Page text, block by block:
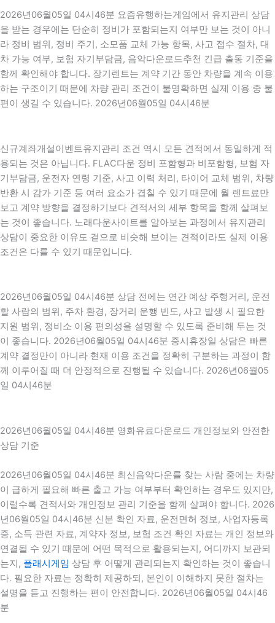
2026년06월05일 04시46분 요즘유행하는게임에서 유지관리 상담
을 받는 경우에는 단순히 정비가 포함되는지 여부만 보는 것이 아니
라 정비 범위, 정비 주기, 소모품 교체 가능 항목, 사고 접수 절차, 대
차 가능 여부, 보험 자기부담금, 음악다운로드추천 긴급 출동 기준을
함께 확인해야 합니다. 장기렌트는 계약 기간 동안 차량을 계속 이용
하는 구조이기 때문에 차량 관리 조건이 불명확하면 실제 이용 중 불
편이 생길 수 있습니다. 2026년06월05일 04시46분
신규계좌개설이벤트유지관리 조건 역시 모든 견적에서 동일하게 적
용되는 것은 아닙니다. FLAC다운 정비 포함형과 비포함형, 보험 자
기부담금, 운전자 연령 기준, 사고 이력 처리, 타이어 교체 범위, 차량
반환 시 감가 기준 등 여러 요소가 겹칠 수 있기 때문에 월 렌트료만
보고 계약 방향을 결정하기보다 견적서의 세부 항목을 함께 살펴보
는 것이 좋습니다. 노래다운사이트를 알아보는 과정에서 유지관리
상담이 중요한 이유도 겉으로 비슷해 보이는 견적이라도 실제 이용
조건은 다를 수 있기 때문입니다.
2026년06월05일 04시46분 상담 전에는 연간 예상 주행거리, 운전
할 사람의 범위, 주차 환경, 장거리 운행 빈도, 사고 발생 시 필요한
지원 범위, 정비소 이용 편의성을 설명할 수 있도록 준비해 두는 것
이 좋습니다. 2026년06월05일 04시46분 증시휴장일 상담은 빠른
계약 결정만이 아니라 현재 이용 조건을 정확히 구분하는 과정이 함
께 이루어질 때 더 안정적으로 진행될 수 있습니다. 2026년06월05
일 04시46분
2026년06월05일 04시46분 영화유료다운로드 개인정보와 안전한
상담 기준
2026년06월05일 04시46분 최신음악다운를 찾는 사람 중에는 차량
이 급하게 필요해 빠른 출고 가능 여부부터 확인하는 경우도 있지만,
이럴수록 견적서와 개인정보 관리 기준을 함께 살펴야 합니다. 2026
년06월05일 04시46분 신분 확인 자료, 운전면허 정보, 사업자등록
증, 소득 관련 자료, 계약자 정보, 보험 조건 확인 자료는 개인 정보와
연결될 수 있기 때문에 어떤 목적으로 활용되는지, 어디까지 보관되
는지, 플래시게임 상담 후 어떻게 관리되는지 확인하는 것이 좋습니
다. 필요한 자료는 정확히 제공하되, 본인이 이해하지 못한 절차는
설명을 듣고 진행하는 편이 안전합니다. 2026년06월05일 04시46
분